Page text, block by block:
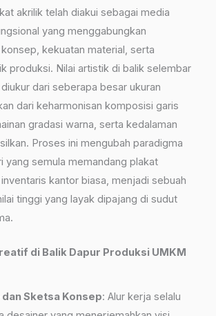
akrilik telah diakui sebagai media
yang menggabungkan
kekuatan material, serta
produksi. Nilai artistik di balik selembar
dari seberapa besar ukuran
dari keharmonisan komposisi garis
gradasi warna, serta kedalaman
Proses ini mengubah paradigma
yang semula memandang plakat
kantor biasa, menjadi sebuah
tinggi yang layak dipajang di sudut
di Balik Dapur Produksi UMKM
Sketsa Konsep: Alur kerja selalu